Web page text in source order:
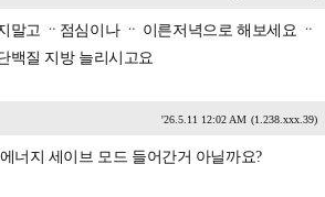
말고 ᆢ점심이나 ᆢ 이른저녁으로 해보세요 ᆢ
백질 지방 늘리시고요
'26.5.11 12:02 AM (1.238.xxx.39)
너지 세이브 모드 들어간거 아닐까요?